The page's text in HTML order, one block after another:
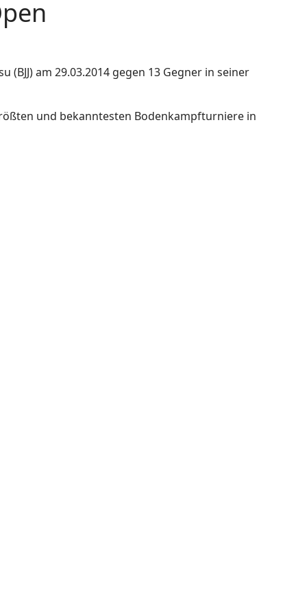
am 29.03.2014 gegen 13 Gegner in seiner
und bekanntesten Bodenkampfturniere in